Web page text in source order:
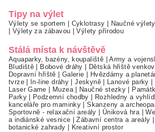
Tipy na výlet
Výlety se sportem Cyklotrasy Naučné výlety
Výlety za zábavou |Výlety přírodou
Stálá místa k návštěvě
Aquaparky, bazény, koupaliště |Army a
Bludiště
Bobové dráhy Dětská hřiště
Dopravní hřiště
Galerie Hvězdárny a
tvrze| In-line dráhy |Jeskyně| Lanové parky
Laser Game
Muzea| Naučné stezky
Parky| Podzemní chodby Rozhledny a
kanceláře pro maminky |Skanzeny a
Sportovně - relaxační areály
Úniková hra|
a indiánské vesnice |Zábavní centra a areály
botanické zahrady
Kreativní prostor